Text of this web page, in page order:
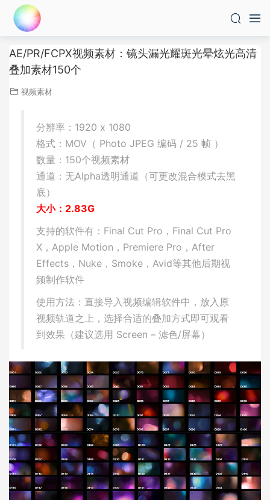
AE/PR/FCPX视频素材：镜头漏光耀斑光晕炫光高清
叠加素材150个
视频素材
分辨率：1920 x 1080
格式：MOV（ Photo JPEG 编码 / 25 帧 ）
数量：150个视频素材
通道：无Alpha透明通道（可更改混合模式去黑
底）
大小：2.83G
支持的软件有：Final Cut Pro，Final Cut Pro
X，Apple Motion，Premiere Pro，After
Effects，Nuke，Smoke，Avid等其他后期视
频制作软件
使用方法：直接导入视频编辑软件中，放入原
视频轨道之上，选择合适的叠加方式即可观看
到效果（建议选用 Screen – 滤色/屏幕）